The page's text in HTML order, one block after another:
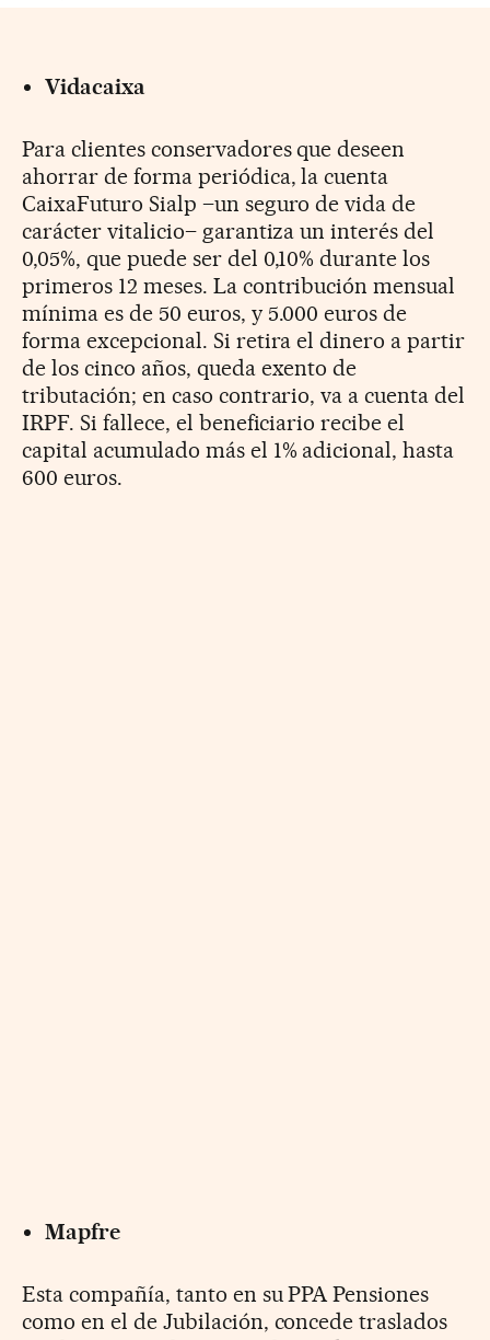
Vidacaixa
Para clientes conservadores que deseen
ahorrar de forma periódica, la cuenta
CaixaFuturo Sialp –un seguro de vida de
carácter vitalicio– garantiza un interés del
0,05%, que puede ser del 0,10% durante los
primeros 12 meses. La contribución mensual
mínima es de 50 euros, y 5.000 euros de
forma excepcional. Si retira el dinero a partir
de los cinco años, queda exento de
tributación; en caso contrario, va a cuenta del
IRPF. Si fallece, el beneficiario recibe el
capital acumulado más el 1% adicional, hasta
600 euros.
Mapfre
Esta compañía, tanto en su PPA Pensiones
como en el de Jubilación, concede traslados